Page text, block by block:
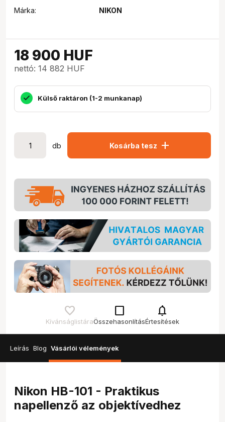
Márka:
NIKON
18 900 HUF
nettó: 14 882 HUF
Külső raktáron (1-2 munkanap)
db Kosárba tesz add
Kívánságlistára
check_box_outline_blank
Összehasonlítás
notifications
Értesítések
Leírás Blog Vásárlói vélemények
Nikon HB-101 - Praktikus
napellenző az objektívedhez